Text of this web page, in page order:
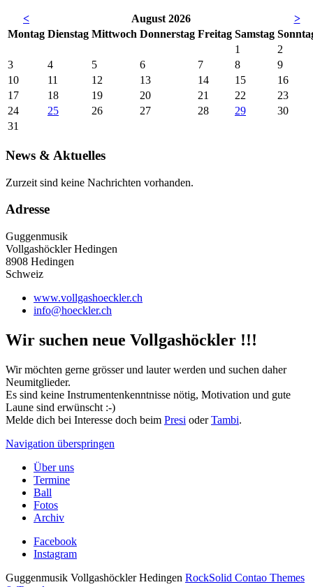
< August 2026
>
Montag Dienstag Mittwoch Donnerstag Freitag Samstag So
1
2
3
4 5 6 7 8
9
10
11 12 13 14 15
16
17
18 19 20 21 22
23
24
25 26 27 28 29
30
31
News & Aktuelles
Zurzeit sind keine Nachrichten vorhanden.
Adresse
Guggenmusik
Vollgashöckler Hedingen
8908 Hedingen
Schweiz
www.vollgashoeckler.ch
info@hoeckler.ch
Wir suchen neue Vollgashöckler !!!
Wir möchten gerne grösser und lauter werden und suchen daher
Neumitglieder.
Es sind keine Instrumentenkenntnisse nötig, Motivation und gute
Laune sind erwünscht :-)
Melde dich bei Interesse doch beim Presi oderTambi.
Navigation überspringen
Über uns
Termine
Ball
Fotos
Archiv
Facebook
Instagram
Guggenmusik Vollgashöckler Hedingen RockSolid Contao Themes